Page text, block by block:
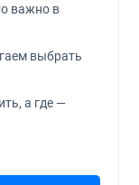
важно в
выбрать
а где —